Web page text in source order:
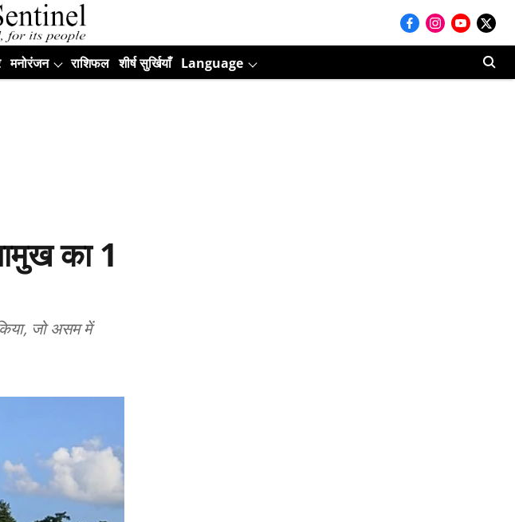
मनोरंजन राशिफल शीर्ष सुर्खियाँ Language
का 1
जो असम में